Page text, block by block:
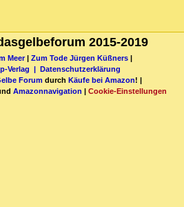
2015-2019
Meer| Zum Tode Jürgen Küßners
Verlag |
Datenschutzerklärung
Forum durch Käufe bei Amazon! |
Amazonnavigation Cookie-Einstellungen